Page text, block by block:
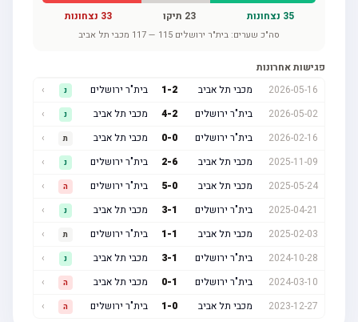
35נצחונות 23תיקו 33נצחונות
סה"כ שערים:בית"ר ירושלים 115
—
117מכבי תל אביב
פגישות אחרונות
2026-05-16
מכבי תל אביב 1 בית"ר ירושלים
2026-05-02
בית"ר ירושלים 4 מכבי תל אביב
2026-02-16
בית"ר ירושלים 0 מכבי תל אביב
2025-11-09
מכבי תל אביב 2 בית"ר ירושלים
2025-05-24
מכבי תל אביב 5 בית"ר ירושלים
2025-04-21
בית"ר ירושלים 3 מכבי תל אביב
2025-02-03
מכבי תל אביב 1 בית"ר ירושלים
2024-10-28
בית"ר ירושלים 3 מכבי תל אביב
2024-03-10
בית"ר ירושלים 0 מכבי תל אביב
2023-12-27
מכבי תל אביב 1 בית"ר ירושלים